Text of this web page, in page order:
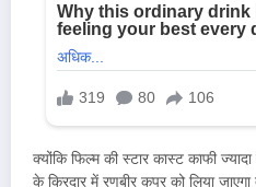
क्योंकि फिल्म की स्टार कास्ट काफी
के किरदार में रणबीर कपूर को लिया